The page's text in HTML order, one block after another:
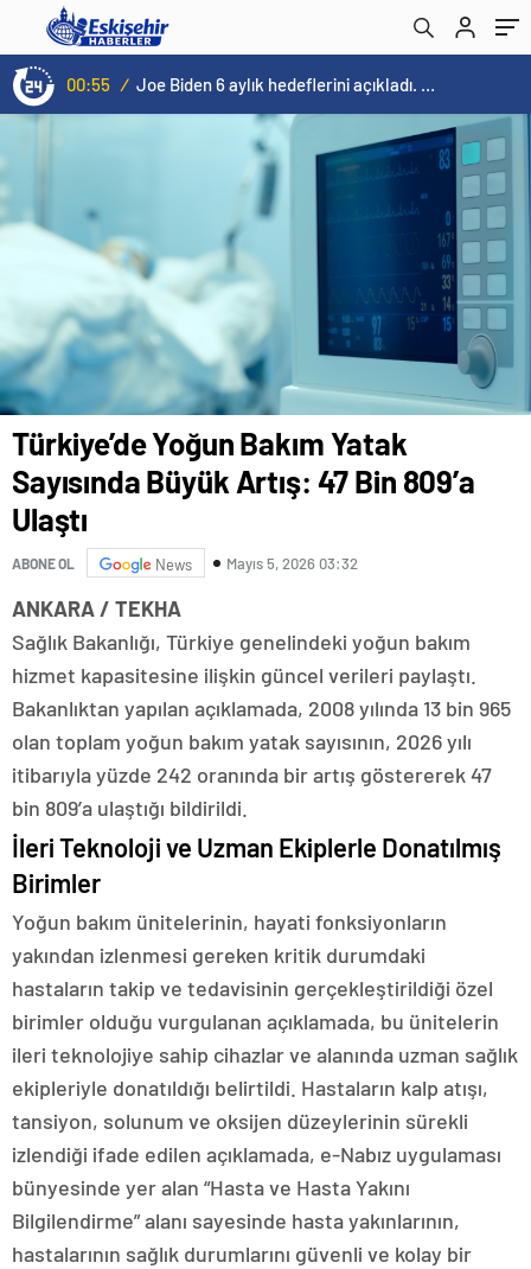
00:55 / Joe Biden 6 aylık hedeflerini açıkladı. Senato buz gibi…
Türkiye’de Yoğun Bakım Yatak
Sayısında Büyük Artış: 47 Bin 809’a
Ulaştı
ABONE OL News Mayıs 5, 2026 03:32
ANKARA / TEKHA
Sağlık Bakanlığı, Türkiye genelindeki yoğun bakım
hizmet kapasitesine ilişkin güncel verileri paylaştı.
Bakanlıktan yapılan açıklamada, 2008 yılında 13 bin 965
olan toplam yoğun bakım yatak sayısının, 2026 yılı
itibarıyla yüzde 242 oranında bir artış göstererek 47
bin 809’a ulaştığı bildirildi.
İleri Teknoloji ve Uzman Ekiplerle Donatılmış
Birimler
Yoğun bakım ünitelerinin, hayati fonksiyonların
yakından izlenmesi gereken kritik durumdaki
hastaların takip ve tedavisinin gerçekleştirildiği özel
birimler olduğu vurgulanan açıklamada, bu ünitelerin
ileri teknolojiye sahip cihazlar ve alanında uzman sağlık
ekipleriyle donatıldığı belirtildi. Hastaların kalp atışı,
tansiyon, solunum ve oksijen düzeylerinin sürekli
izlendiği ifade edilen açıklamada, e-Nabız uygulaması
bünyesinde yer alan “Hasta ve Hasta Yakını
Bilgilendirme” alanı sayesinde hasta yakınlarının,
hastalarının sağlık durumlarını güvenli ve kolay bir